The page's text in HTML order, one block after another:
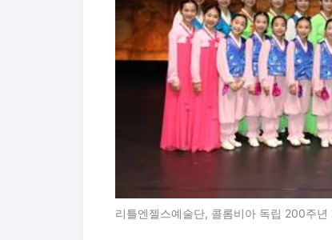
리틀엔젤스예술단, 콜롬비아 독립 200주